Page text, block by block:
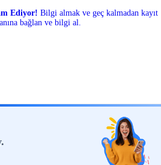
Ediyor! Bilgi almak ve geç kalmadan kayıt
bağlan ve bilgi al.